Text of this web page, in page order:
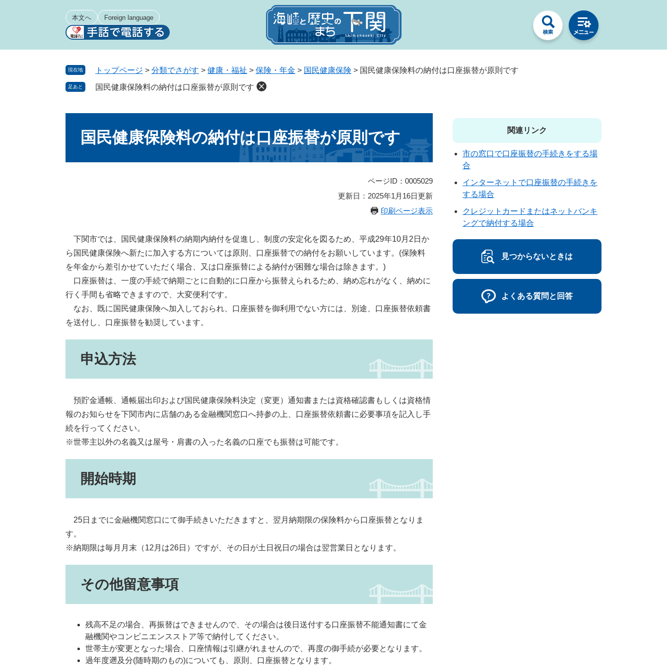
本文へ Foreign language
現在地 トップページ > 分類でさがす > 健康・福祉 > 保険・年金 > 国民健康保険 > 国民健康保険料の納付は口座振替が原則です
足あと 国民健康保険料の納付は口座振替が原則です
国民健康保険料の納付は口座振替が原則です
ページID：0005029
更新日：2025年1月16日更新
印刷ページ表示
下関市では、国民健康保険料の納期内納付を促進し、制度の安定化を図るため、平成29年10月2日か
ら国民健康保険へ新たに加入する方については原則、口座振替での納付をお願いしています。(保険料
を年金から差引かせていただく場合、又は口座振替による納付が困難な場合は除きます。)
口座振替は、一度の手続で納期ごとに自動的に口座から振替えられるため、納め忘れがなく、納めに
行く手間も省略できますので、大変便利です。
なお、既に国民健康保険へ加入しておられ、口座振替を御利用でない方には、別途、口座振替依頼書
を送付し、口座振替を勧奨しています。
申込方法
預貯金通帳、通帳届出印および国民健康保険料決定（変更）通知書または資格確認書もしくは資格情
報のお知らせを下関市内に店舗のある金融機関窓口へ持参の上、口座振替依頼書に必要事項を記入し手
続を行ってください。
※世帯主以外の名義又は屋号・肩書の入った名義の口座でも振替は可能です。
開始時期
25日までに金融機関窓口にて御手続きいただきますと、翌月納期限の保険料から口座振替となりま
す。
※納期限は毎月月末（12月は26日）ですが、その日が土日祝日の場合は翌営業日となります。
その他留意事項
残高不足の場合、再振替はできませんので、その場合は後日送付する口座振替不能通知書にて金
融機関やコンビニエンスストア等で納付してください。
世帯主が変更となった場合、口座情報は引継がれませんので、再度の御手続が必要となります。
過年度遡及分(随時期のもの)についても、原則、口座振替となります。
関連リンク
市の窓口で口座振替の手続きをする場
合
インターネットで口座振替の手続きを
する場合
クレジットカードまたはネットバンキ
ングで納付する場合
見つからないときは
よくある質問と回答